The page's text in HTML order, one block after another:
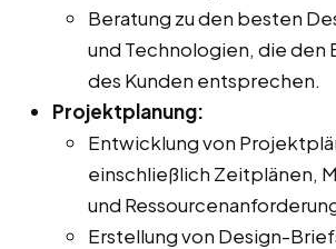
Beratung zu den besten
und Technologien, die den
des Kunden entsprechen.
Projektplanung:
Entwicklung von
einschließlich Zeitplänen,
und
Erstellung von Design-